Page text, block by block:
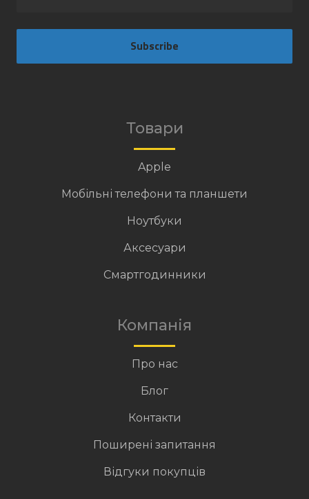
Subscribe
Товари
Apple
Мобільні телефони та планшети
Ноутбуки
Аксесуари
Смартгодинники
Компанія
Про нас
Блог
Контакти
Поширені запитання
Відгуки покупців